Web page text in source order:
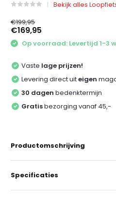
Bekijk alles
€199,95
€169,95
Op voorraad: Levertijd 1-3
Vaste lage prijzen!
Levering direct uiteigen
30 dagen bedenktermijn
Gratisbezorging vanaf 45,-
Productomschrijving
Specificaties